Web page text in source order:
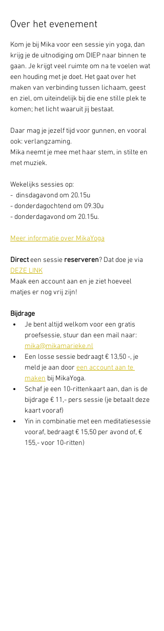
Over het evenement
Kom je bij Mika voor een sessie yin yoga, dan
krijg je de uitnodiging om DIEP naar binnen te
gaan. Je krijgt veel ruimte om na te voelen wat
een houding met je doet. Het gaat over het
maken van verbinding tussen lichaam, geest
en ziel, om uiteindelijk bij die ene stille plek te
komen; het licht waaruit jij bestaat.
Daar mag je jezelf tijd voor gunnen, en vooral
ook: verlangzaming.
Mika neemt je mee met haar stem, in stilte en
met muziek.
Wekelijks sessies op:
-  dinsdagavond om 20.15u
- donderdagochtend om 09.30u
- donderdagavond om 20.15u.
Meer informatie over MikaYoga
Direct een sessie reserveren? Dat doe je via
DEZE LINK
Maak een account aan en je ziet hoeveel
matjes er nog vrij zijn!
Bijdrage
Je bent altijd welkom voor een gratis
proefsessie, stuur dan een mail naar:
mika@mikamarieke.nl
Een losse sessie bedraagt € 13,50 -, je
meld je aan door een account aan te
maken bij MikaYoga.
Schaf je een 10-rittenkaart aan, dan is de
bijdrage € 11,- pers sessie (je betaalt deze
kaart vooraf)
Yin in combinatie met een meditatiesessie
vooraf, bedraagt € 15,50 per avond of, €
155,- voor 10-ritten)